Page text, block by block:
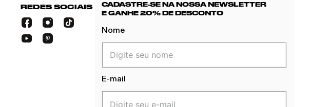
REDES SOCIAIS
CADASTRE-SE NA NOSSA NEWSLETTER
E GANHE 20% DE DESCONTO
Nome
E-mail